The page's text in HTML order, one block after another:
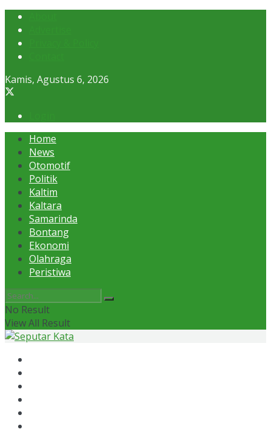
Kamis, Agustus 6, 2026
Home
News
Otomotif
Politik
Kaltim
Kaltara
Samarinda
Bontang
Ekonomi
Olahraga
Peristiwa
No Result
View All Result